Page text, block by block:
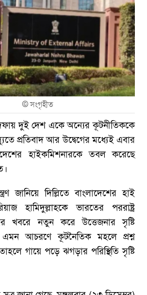
©সংগৃহীত
দুই দেশ একে অন্যের কূটনীতিককে
প্রতিবাদ আর উদ্বেগের মধ্যেই এবার
হাইকমিশনারকে তবল করেছে
জানিয়ে দিল্লিতে বাংলাদেশের হাই
হামিদুল্লাহকে ভারতের পররাষ্ট্র
খবরে নতুন করে উত্তেজনার সৃষ্টি
এমন আচরণে কূটনৈতিক মহলে প্রশ্ন
গায়ে পড়ে ঝগড়ার পরিস্থিতি সৃষ্টি